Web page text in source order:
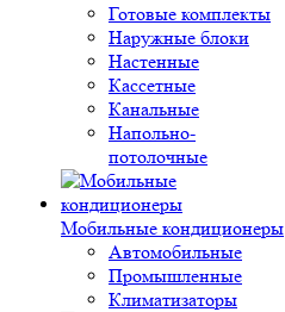
Готовые комплекты
Наружные блоки
Настенные
Кассетные
Канальные
Напольно-
потолочные
Мобильные кондиционеры
Автомобильные
Промышленные
Климатизаторы